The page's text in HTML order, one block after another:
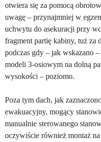
otwiera się za pomocą
uwagę – przynajmniej w
uchwytu do asekuracji przy
fragment partię kabiny, tuż za
podczas gdy – jak wskazano
modeli 3-osiowym na dolną
wysokości – poziomo.
Poza tym dach, jak
ewakuacyjny, mogący
manualnie sterowanego
oczywiście również montaż